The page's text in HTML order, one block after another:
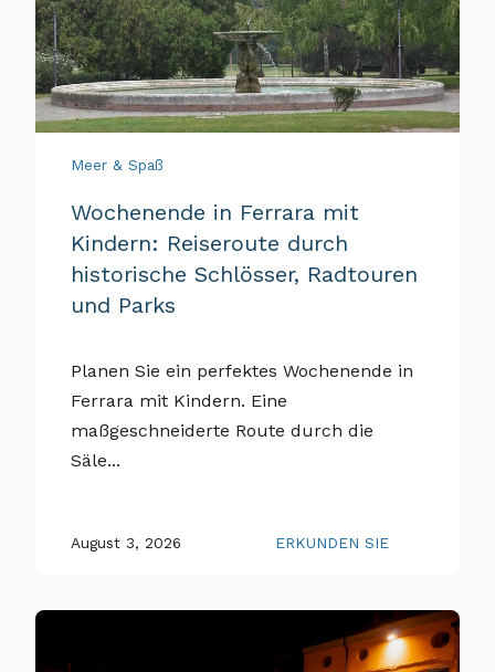
Meer & Spaß
Wochenende in Ferrara mit
Kindern: Reiseroute durch
historische Schlösser, Radtouren
und Parks
Planen Sie ein perfektes Wochenende in
Ferrara mit Kindern. Eine
maßgeschneiderte Route durch die
Säle...
August 3, 2026 ERKUNDEN SIE